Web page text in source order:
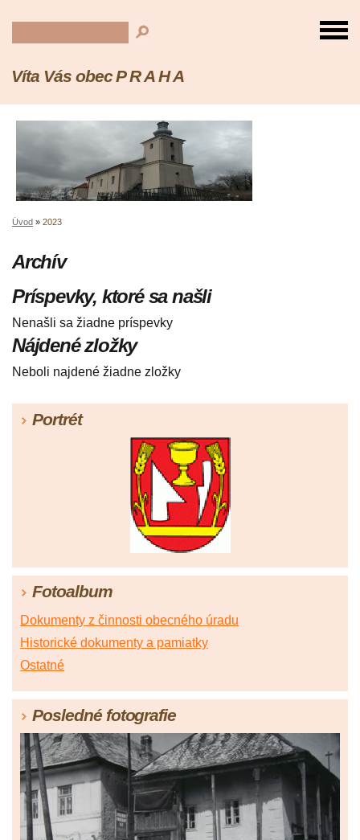
Víta Vás obec P R A H A
Úvod » 2023
Archív
Príspevky, ktoré sa našli
Nenašli sa žiadne príspevky
Nájdené zložky
Neboli najdené žiadne zložky
Portrét
Fotoalbum
Dokumenty z činnosti obecného úradu
Historické dokumenty a pamiatky
Ostatné
Posledné fotografie